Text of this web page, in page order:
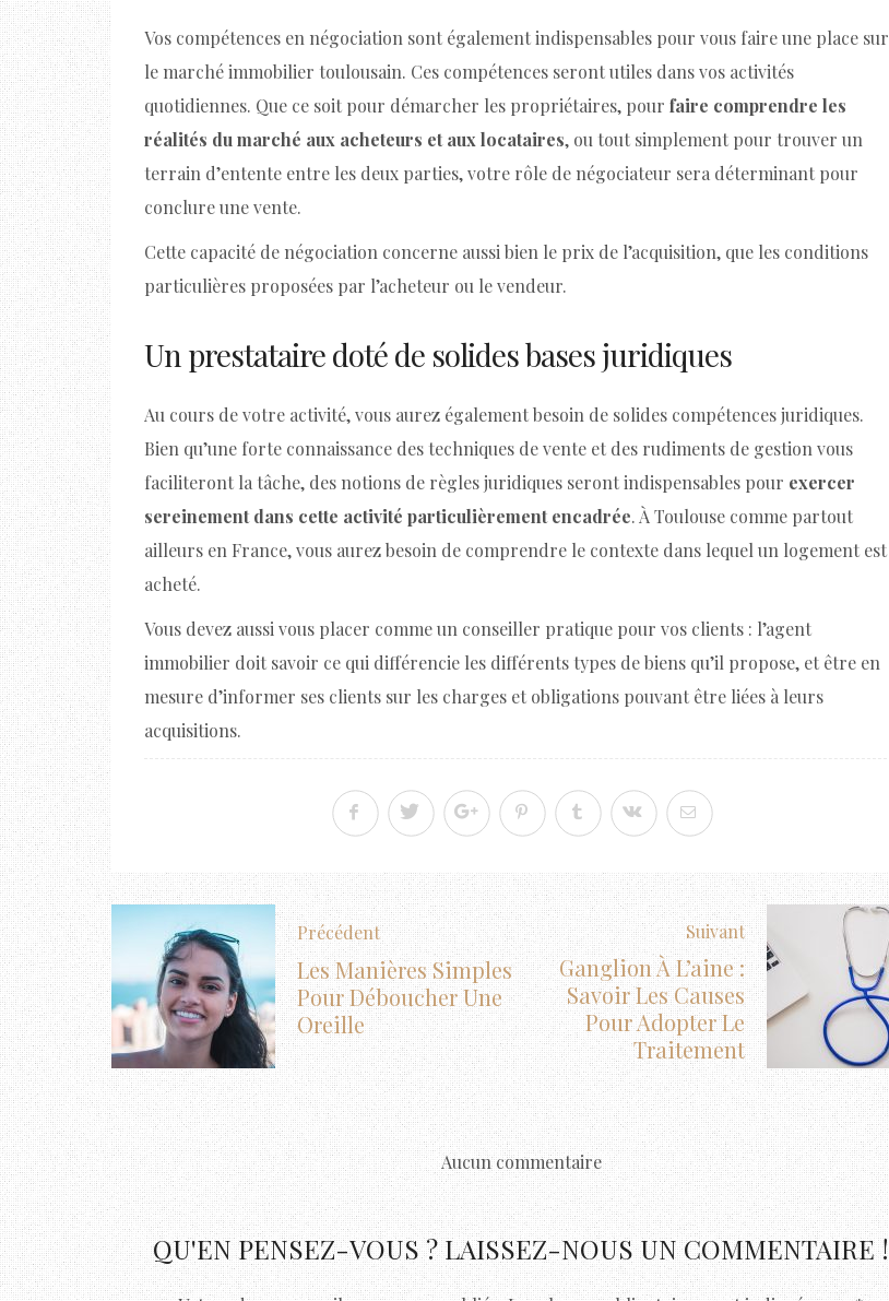
Vos compétences en négociation sont également indispensables pour vous faire une place sur
le marché immobilier toulousain. Ces compétences seront utiles dans vos activités
quotidiennes. Que ce soit pour démarcher les propriétaires, pour faire comprendre les
réalités du marché aux acheteurs et aux locataires, ou tout simplement pour trouver un
terrain d’entente entre les deux parties, votre rôle de négociateur sera déterminant pour
conclure une vente.
Cette capacité de négociation concerne aussi bien le prix de l’acquisition, que les conditions
particulières proposées par l’acheteur ou le vendeur.
Un prestataire doté de solides bases juridiques
Au cours de votre activité, vous aurez également besoin de solides compétences juridiques.
Bien qu’une forte connaissance des techniques de vente et des rudiments de gestion vous
faciliteront la tâche, des notions de règles juridiques seront indispensables pour exercer
sereinement dans cette activité particulièrement encadrée. À Toulouse comme partout
ailleurs en France, vous aurez besoin de comprendre le contexte dans lequel un logement est
acheté.
Vous devez aussi vous placer comme un conseiller pratique pour vos clients : l’agent
immobilier doit savoir ce qui différencie les différents types de biens qu’il propose, et être en
mesure d’informer ses clients sur les charges et obligations pouvant être liées à leurs
acquisitions.
Précédent
Les Manières Simples
Pour Déboucher Une
Oreille
Suivant
Ganglion À L’aine :
Savoir Les Causes
Pour Adopter Le
Traitement
Aucun commentaire
QU'EN PENSEZ-VOUS ? LAISSEZ-NOUS UN COMMENTAIRE !